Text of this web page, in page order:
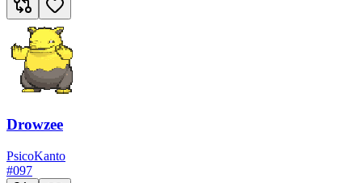
Drowzee
PsicoKanto
#097